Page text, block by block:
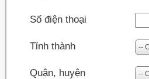
Số điện thoại
Tỉnh thành
Quận, huyện